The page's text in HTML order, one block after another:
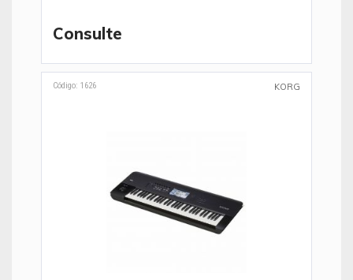
Consulte
Código: 1626 KORG